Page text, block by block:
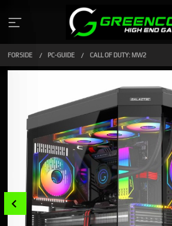
innholdet
FORSIDE PC-GUIDE CALL OF DUTY: MW2
Prev